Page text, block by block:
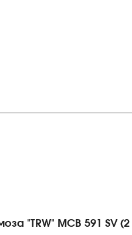
"TRW" MCB 591 SV